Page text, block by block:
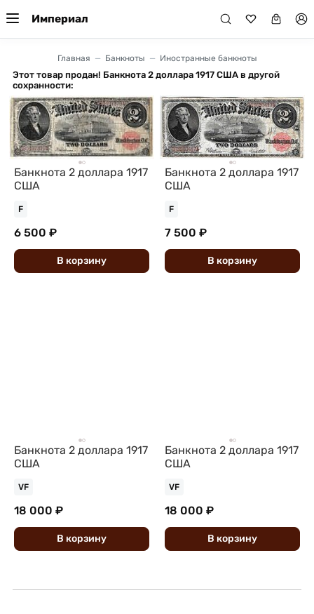
Империал
Главная Банкноты Иностранные банкноты
Этот товар продан! Банкнота 2 доллара 1917 США в другой
сохранности:
Банкнота 2 доллара 1917
США
F
6 500 ₽
В корзину
Банкнота 2 доллара 1917
США
F
7 500 ₽
В корзину
Банкнота 2 доллара 1917
США
VF
18 000 ₽
В корзину
Банкнота 2 доллара 1917
США
VF
18 000 ₽
В корзину